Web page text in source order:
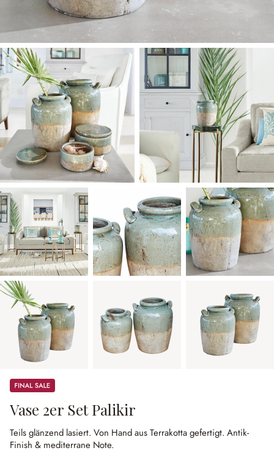
Sale
Vase 2er Set Palikir
Teils glänzend lasiert. Von Hand aus Terrakotta gefertigt. Antik-
Finish & mediterrane Note.